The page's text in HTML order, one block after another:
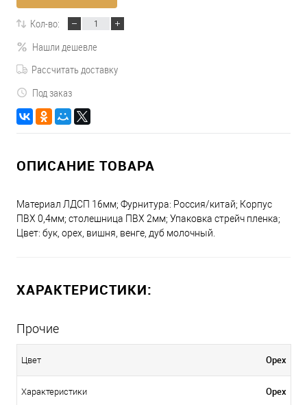
Кол-во:
Нашли дешевле
Рассчитать доставку
Под заказ
ОПИСАНИЕ ТОВАРА
Материал ЛДСП 16мм; Фурнитура: Россия/китай; Корпус
ПВХ 0,4мм; столешница ПВХ 2мм; Упаковка стрейч пленка;
Цвет: бук, орех, вишня, венге, дуб молочный.
ХАРАКТЕРИСТИКИ:
Прочие
Цвет Орех
Характеристики Орех